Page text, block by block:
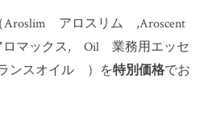
アロスリム ,Aroscent
マックス, Oil 業務用エッセ
ンスオイル ）を特別価格でお